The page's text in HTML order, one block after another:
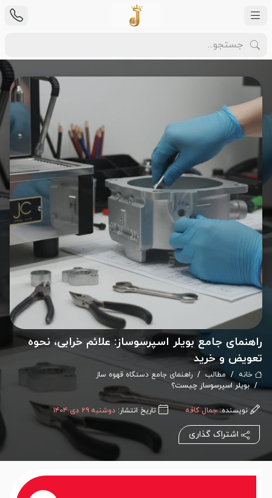
راهنمای جامع بویلر اسپرسوساز: علائم خرابی، نحوه
تعویض و خرید
خانه مطالب
راهنمای جامع دستگاه قهوه ساز
بویلر اسپرسوساز چیست؟
نویسنده: جمال کافه تاریخ انتشار: دوشنبه ۲۹ دی ۱۴۰۴
اشتراک گذاری